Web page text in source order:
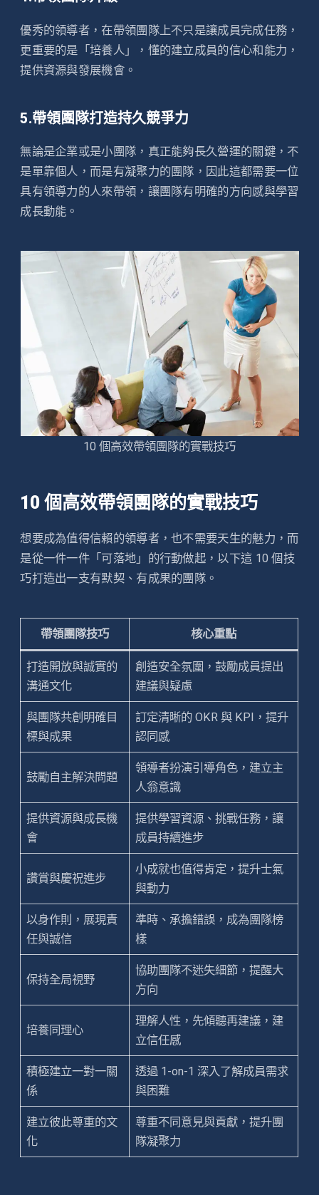
優秀的領導者，在帶領團隊上不只是讓成員完成任務，
更重要的是「培養人」，懂的建立成員的信心和能力，
提供資源與發展機會。
5.帶領團隊打造持久競爭力
無論是企業或是小團隊，真正能夠長久營運的關鍵，不
是單靠個人，而是有凝聚力的團隊，因此這都需要一位
具有領導力的人來帶領，讓團隊有明確的方向感與學習
成長動能。
10 個高效帶領團隊的實戰技巧
10 個高效帶領團隊的實戰技巧
想要成為值得信賴的領導者，也不需要天生的魅力，而
是從一件一件「可落地」的行動做起，以下這 10 個技
巧打造出一支有默契、有成果的團隊。
帶領團隊技巧 核心重點
打造開放與誠實的
溝通文化
創造安全氛圍，鼓勵成員提出
建議與疑慮
與團隊共創明確目
標與成果
訂定清晰的 OKR 與 KPI，提升
認同感
鼓勵自主解決問題
領導者扮演引導角色，建立主
人翁意識
提供資源與成長機
會
提供學習資源、挑戰任務，讓
成員持續進步
讚賞與慶祝進步
小成就也值得肯定，提升士氣
與動力
以身作則，展現責
任與誠信
準時、承擔錯誤，成為團隊榜
樣
保持全局視野
協助團隊不迷失細節，提醒大
方向
培養同理心
理解人性，先傾聽再建議，建
立信任感
積極建立一對一關
係
透過 1-on-1 深入了解成員需求
與困難
建立彼此尊重的文
化
尊重不同意見與貢獻，提升團
隊凝聚力